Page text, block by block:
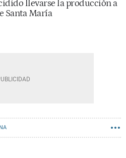
llevarse la producción a
Santa María